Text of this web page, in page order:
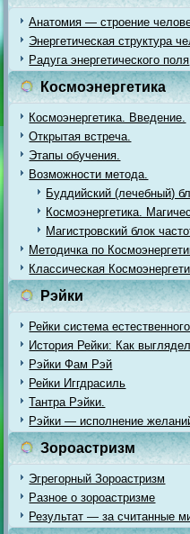
Анатомия — строение
Энергетическая структура
Радуга энергетического поля
Космоэнергетика
Космоэнергетика. Введение.
Открытая встреча.
Этапы обучения.
Возможности метода.
Буддийский (лечебный)
Космоэнергетика.
Магистровский блок
Методичка по
Классическая
Рэйки
Рейки система
История Рейки: Как
Рэйки Фам Рэй
Рейки Иггдрасиль
Тантра Рэйки.
Рэйки — исполнение
Зороастризм
Эгрегорный Зороастризм
Разное о зороастризме
Результат — за считанные